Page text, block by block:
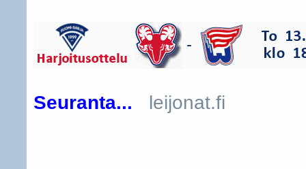
Seuranta... leijonat.fi